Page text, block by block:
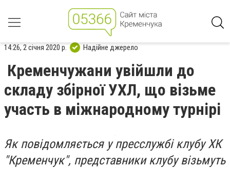
14:26, 2 січня 2020 р. Надійне джерело
Кременчужани увійшли до
складу збірної УХЛ, що візьме
участь в міжнародному турнірі
Як повідомляється у пресслужбі клубу ХК
"Кременчук", представники клубу візьмуть